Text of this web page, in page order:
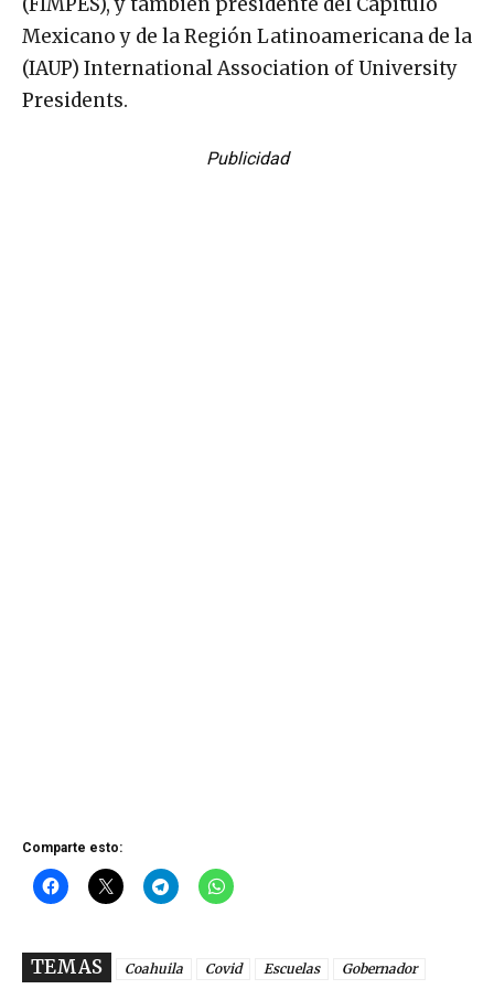
Mexicano y de la Región Latinoamericana de la
(IAUP) International Association of University
Presidents.
Publicidad
Comparte esto:
TEMAS Coahuila Covid Escuelas
Gobernador